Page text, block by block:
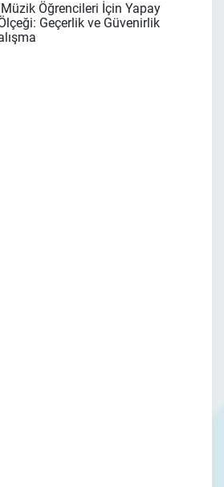
Öğrencileri İçin Yapay
Geçerlik ve Güvenirlik